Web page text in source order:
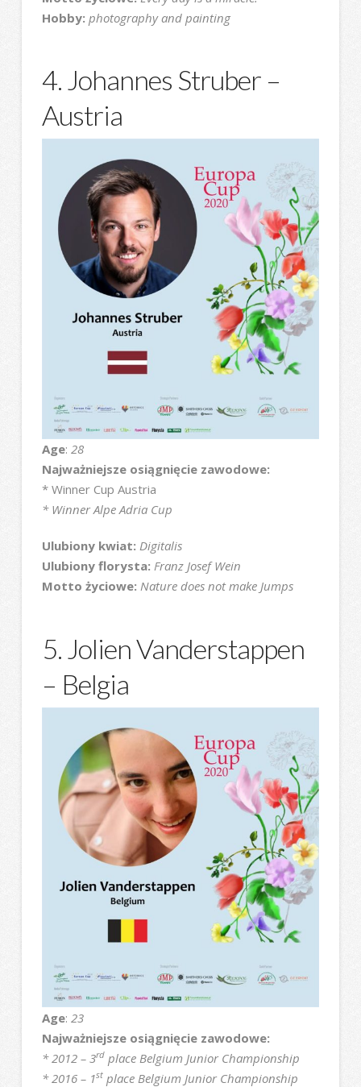
Hobby: photography and painting
4. Johannes Struber –
Austria
Age: 28
Najważniejsze osiągnięcie zawodowe:
* Winner Cup Austria
* Winner Alpe Adria Cup
Ulubiony kwiat: Digitalis
Ulubiony florysta: Franz Josef Wein
Motto życiowe: Nature does not make Jumps
5. Jolien Vanderstappen
– Belgia
Age: 23
Najważniejsze osiągnięcie zawodowe:
* 2012 – 3rdplace Belgium Junior Championship
* 2016 – 1stplace Belgium Junior Championship